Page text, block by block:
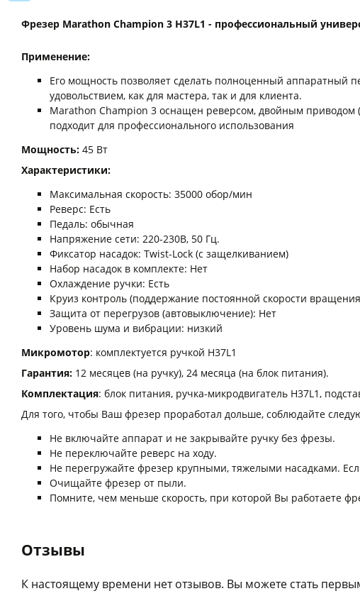
Фрезер Marathon Champion 3 H37L1 - профессиональный
Применение:
Его мощность позволяет сделать полноценный аппаратный
удовольствием, как для мастера, так и для клиента.
Marathon Champion 3 оснащен реверсом, двойным приводом
подходит для профессионального использования
Мощность: 45 Вт
Характеристики:
Максимальная скорость: 35000 обор/мин
Реверс: Есть
Педаль: обычная
Напряжение сети: 220-230В, 50 Гц.
Фиксатор насадок: Twist-Lock (с защелкиванием)
Набор насадок в комплекте: Нет
Охлаждение ручки: Есть
Круиз контроль (поддержание постоянной скорости
Защита от перегрузов (автовыключение): Нет
Уровень шума и вибрации: низкий
Микромотор: комплектуется ручкой H37L1
Гарантия: 12 месяцев (на ручку), 24 месяца (на блок питания).
Комплектация: блок питания, ручка-микродвигатель H37L1,
Для того, чтобы Ваш фрезер проработал дольше, соблюдайте
Не включайте аппарат и не закрывайте ручку без фрезы.
Не переключайте реверс на ходу.
Не перегружайте фрезер крупными, тяжелыми насадками.
Очищайте фрезер от пыли.
Помните, чем меньше скорость, при которой Вы работаете
Отзывы
К настоящему времени нет отзывов. Вы можете стать